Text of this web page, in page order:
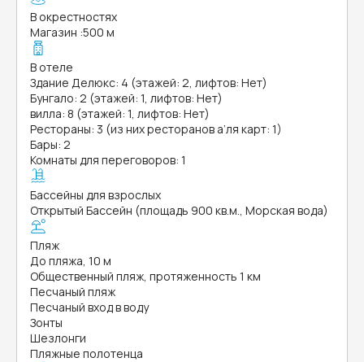
В окрестностях
Магазин :500 м
В отеле
Здание Делюкс: 4 (этажей: 2, лифтов: Нет)
Бунгало: 2 (этажей: 1, лифтов: Нет)
вилла: 8 (этажей: 1, лифтов: Нет)
Рестораны: 3 (из них ресторанов а’ля карт: 1)
Бары: 2
Комнаты для переговоров: 1
Бассейны для взрослых
Открытый Бассейн (площадь 900 кв.м., Морская вода)
Пляж
До пляжа, 10 м
Общественный пляж, протяженность 1 км
Песчаный пляж
Песчаный вход в воду
Зонты
Шезлонги
Пляжные полотенца